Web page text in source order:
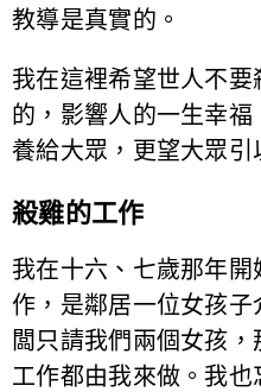
教導是真實的。
我在這裡希望世人不
的，影響人的一生幸
養給大眾，更望大眾引
殺雞的工作
我在十六、七歲那年
作，是鄰居一位女孩
闆只請我們兩個女孩
工作都由我來做。我